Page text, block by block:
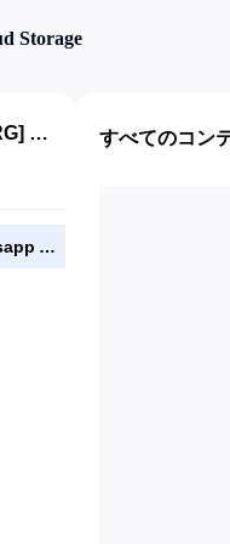
Storage
[THEMEIDN.EU.ORG] Whatsapp API Gateway (WHAPI) v4.12.0.zip
[THEMEIDN.EU.ORG] Whatsapp API Gateway (WHAPI) v4.12.0.zip
すべてのコン